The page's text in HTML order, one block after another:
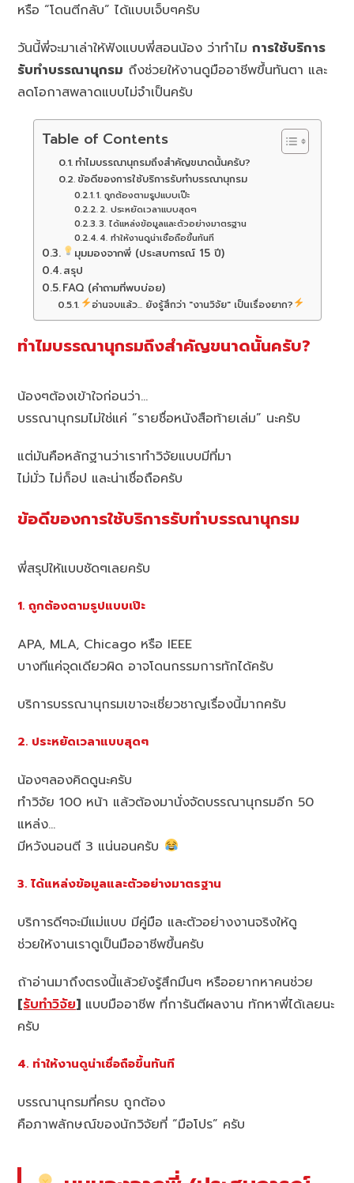
หรือ “โดนตีกลับ” ได้แบบเจ็บๆครับ
วันนี้พี่จะมาเล่าให้ฟังแบบพี่สอนน้อง ว่าทำไมการใช้บริการ
รับทำบรรณานุกรม ถึงช่วยให้งานดูมืออาชีพขึ้นทันตา และ
ลดโอกาสพลาดแบบไม่จำเป็นครับ
Table of Contents
ทำไมบรรณานุกรมถึงสำคัญขนาดนั้นครับ?
ข้อดีของการใช้บริการรับทำบรรณานุกรม
1. ถูกต้องตามรูปแบบเป๊ะ
2. ประหยัดเวลาแบบสุดๆ
3. ได้แหล่งข้อมูลและตัวอย่างมาตรฐาน
4. ทำให้งานดูน่าเชื่อถือขึ้นทันที
มุมมองจากพี่ (ประสบการณ์ 15 ปี)
สรุป
FAQ (คำถามที่พบบ่อย)
อ่านจบแล้ว... ยังรู้สึกว่า "งานวิจัย" เป็นเรื่องยาก?
ทำไมบรรณานุกรมถึงสำคัญขนาดนั้นครับ?
น้องๆต้องเข้าใจก่อนว่า…
บรรณานุกรมไม่ใช่แค่ “รายชื่อหนังสือท้ายเล่ม” นะครับ
แต่มันคือหลักฐานว่าเราทำวิจัยแบบมีที่มา
ไม่มั่ว ไม่ก็อป และน่าเชื่อถือครับ
ข้อดีของการใช้บริการรับทำบรรณานุกรม
พี่สรุปให้แบบชัดๆเลยครับ
1. ถูกต้องตามรูปแบบเป๊ะ
APA, MLA, Chicago หรือ IEEE
บางทีแค่จุดเดียวผิด อาจโดนกรรมการทักได้ครับ
บริการบรรณานุกรมเขาจะเชี่ยวชาญเรื่องนี้มากครับ
2. ประหยัดเวลาแบบสุดๆ
น้องๆลองคิดดูนะครับ
ทำวิจัย 100 หน้า แล้วต้องมานั่งจัดบรรณานุกรมอีก 50
แหล่ง…
มีหวังนอนตี 3 แน่นอนครับ
3. ได้แหล่งข้อมูลและตัวอย่างมาตรฐาน
บริการดีๆจะมีแม่แบบ มีคู่มือ และตัวอย่างงานจริงให้ดู
ช่วยให้งานเราดูเป็นมืออาชีพขึ้นครับ
ถ้าอ่านมาถึงตรงนี้แล้วยังรู้สึกมึนๆ หรืออยากหาคนช่วย
[รับทำวิจัย] แบบมืออาชีพ ที่การันตีผลงาน ทักหาพี่ได้เลยนะ
ครับ
4. ทำให้งานดูน่าเชื่อถือขึ้นทันที
บรรณานุกรมที่ครบ ถูกต้อง
คือภาพลักษณ์ของนักวิจัยที่ “มือโปร” ครับ